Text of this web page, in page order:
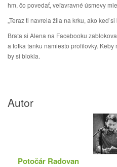
hm, čo povedať, veľavravné úsmevy
„Teraz ti navrela žila na krku, ako keď
Brata si Alena na Facebooku
a fotka tanku namiesto profilovky.
by si blokla.
Autor
Potočár Radovan